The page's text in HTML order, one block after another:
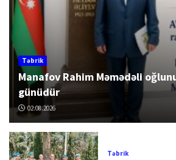
Təbrik
Manafov Rahim Məmədəli
günüdür
02.08.2026
Təbrik